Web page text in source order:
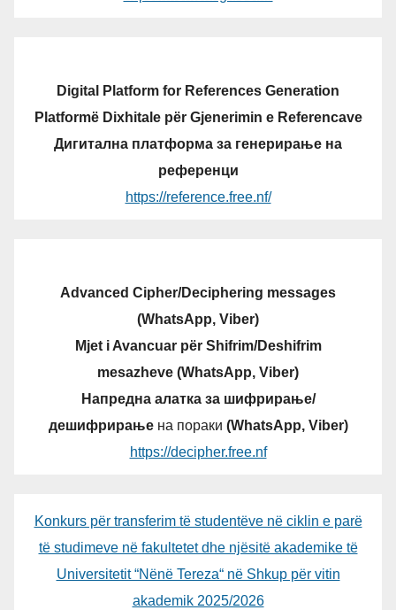
Digital Platform for References Generation
Platformë Dixhitale për Gjenerimin e Referencave
Дигитална платформа за генерирање на
референци
https://reference.free.nf/
Advanced Cipher/Deciphering messages
(WhatsApp, Viber)
Mjet i Avancuar për Shifrim/Deshifrim
mesazheve (WhatsApp, Viber)
Напредна алатка за шифрирање/
дешифрирањена пораки (WhatsApp, Viber)
https://decipher.free.nf
Konkurs për transferim të studentëve në ciklin e parë
të studimeve në fakultetet dhe njësitë akademike të
Universitetit “Nënë Tereza“ në Shkup për vitin
akademik 2025/2026